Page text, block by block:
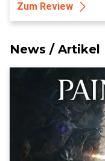
Zum Review
News / Artikel